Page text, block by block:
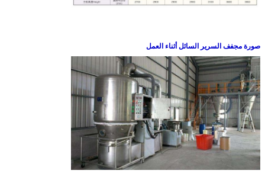
صورة مجفف السرير السائل أثناء العمل